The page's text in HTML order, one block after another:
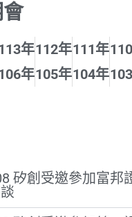
年112年111年
年105年104年
矽創受邀參加富邦